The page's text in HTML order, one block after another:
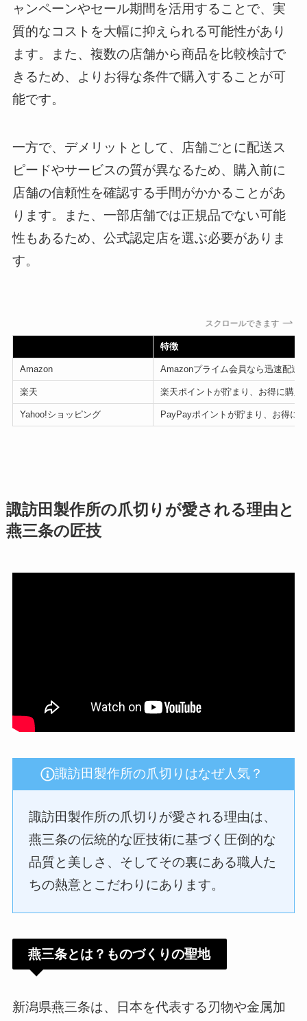
ャンペーンやセール期間を活用することで、実
質的なコストを大幅に抑えられる可能性があり
ます。また、複数の店舗から商品を比較検討で
きるため、よりお得な条件で購入することが可
能です。
一方で、デメリットとして、店舗ごとに配送ス
ピードやサービスの質が異なるため、購入前に
店舗の信頼性を確認する手間がかかることがあ
ります。また、一部店舗では正規品でない可能
性もあるため、公式認定店を選ぶ必要がありま
す。
スクロールできます
特徴
Amazon Amazonプライム会員なら迅速配送
楽天 楽天ポイントが貯まり、お得に購入
Yahoo!ショッピング PayPayポイントが貯まり、お得に
諏訪田製作所の爪切りが愛される理由と
燕三条の匠技
諏訪田製作所の爪切りはなぜ人気？
諏訪田製作所の爪切りが愛される理由は、
燕三条の伝統的な匠技術に基づく圧倒的な
品質と美しさ、そしてその裏にある職人た
ちの熱意とこだわりにあります。
燕三条とは？ものづくりの聖地
新潟県燕三条は、日本を代表する刃物や金属加